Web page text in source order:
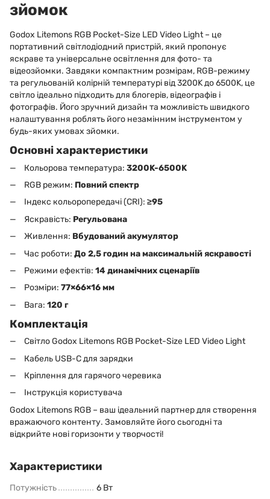
зйомок
Godox Litemons RGB Pocket-Size LED Video Light – це
портативний світлодіодний пристрій, який пропонує
яскраве та універсальне освітлення для фото- та
відеозйомки. Завдяки компактним розмірам, RGB-режиму
та регульованій колірній температурі від 3200K до 6500K, це
світло ідеально підходить для блогерів, відеографів і
фотографів. Його зручний дизайн та можливість швидкого
налаштування роблять його незамінним інструментом у
будь-яких умовах зйомки.
Основні характеристики
Кольорова температура: 3200K-6500K
RGB режим: Повний спектр
Індекс кольоропередачі (CRI): ≥95
Яскравість: Регульована
Живлення: Вбудований акумулятор
Час роботи: До 2,5 годин на максимальній яскравості
Режими ефектів: 14 динамічних сценаріїв
Розміри: 77×66×16 мм
Вага: 120 г
Комплектація
Світло Godox Litemons RGB Pocket-Size LED Video Light
Кабель USB-C для зарядки
Кріплення для гарячого черевика
Інструкція користувача
Godox Litemons RGB – ваш ідеальний партнер для створення
вражаючого контенту. Замовляйте його сьогодні та
відкрийте нові горизонти у творчості!
Характеристики
Потужність 6 Вт